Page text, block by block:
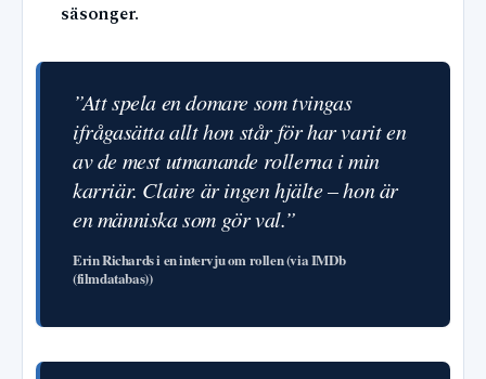
säsonger.
”Att spela en domare som tvingas
ifrågasätta allt hon står för har varit en
av de mest utmanande rollerna i min
karriär. Claire är ingen hjälte – hon är
en människa som gör val.”
Erin Richards i en intervju om rollen (via IMDb
(filmdatabas))